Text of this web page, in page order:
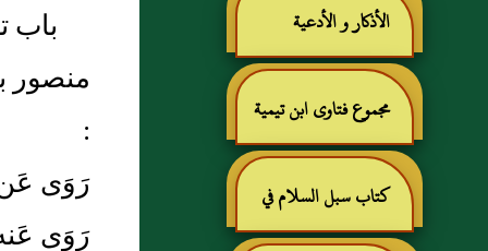
الأذكار و الأدعية
مجموع فتاوى ابن تيمية
كتاب سبل السلام في
باب
منصور
:
رَوَى
رَوَى